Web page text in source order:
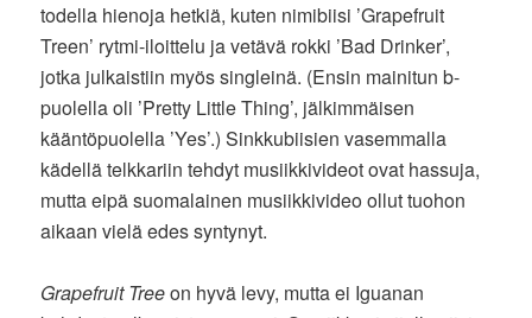
todella hienoja hetkiä, kuten nimibiisi ’Grapefruit
Treen’ rytmi-iloittelu ja vetävä rokki ’Bad Drinker’,
jotka julkaistiin myös singleinä. (Ensin mainitun b-
puolella oli ’Pretty Little Thing’, jälkimmäisen
kääntöpuolella ’Yes’.) Sinkkubiisien vasemmalla
kädellä telkkariin tehdyt musiikkivideot ovat hassuja,
mutta eipä suomalainen musiikkivideo ollut tuohon
aikaan vielä edes syntynyt.
Grapefruit Treeon hyvä levy, mutta ei Iguanan